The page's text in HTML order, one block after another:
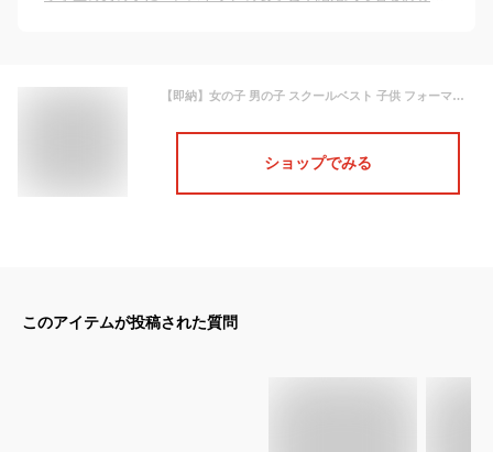
【即納】女の子 男の子 スクールベスト 子供 フォーマル 入園式 ベスト Vネック ベスト 紺 お受験 小学生 通園 通学 ネイビー ベスト ニットベスト 制服 入園準備 90 100 110 120 130cm 140cm
ショップでみる
このアイテムが投稿された質問